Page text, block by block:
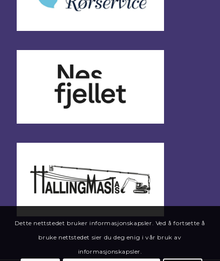
Dette nettstedet bruker informasjonskapsler. Ved å fortsette å
bruke nettstedet sier du deg enig i vår bruk av
informasjonskapsler.